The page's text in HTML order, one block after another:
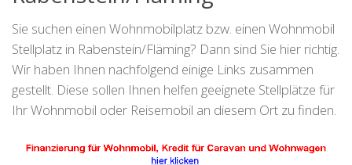
Sie suchen einen Wohnmobilplatz bzw. einen Wohnmobil
Stellplatz in Rabenstein/Fläming? Dann sind Sie hier richtig.
Wir haben Ihnen nachfolgend einige Links zusammen
gestellt. Diese sollen Ihnen helfen geeignete Stellplätze für
Ihr Wohnmobil oder Reisemobil an diesem Ort zu finden.